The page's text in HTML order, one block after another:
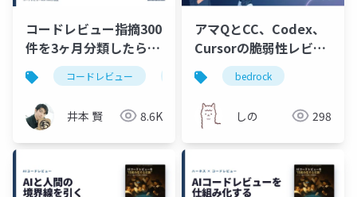
コードレビュー指摘300
件を3ヶ月分類したら効
いていたのは2種類だけ
だった ─ Bug/Spec死
守・残り4種類はPRか
ら外す
コードレビュー ハーネスエンジニアリング
井本 賢 8.6K
アマQとCC、Codex、
Cursorの脆弱性レビュ
ー機能をOWASPベンチ
で比較
bedrock
しの 298